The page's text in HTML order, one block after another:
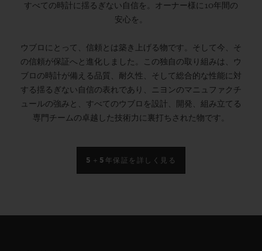
すべての時計に揺るぎない自信を。オーナー様に10年間の
安心を。
ウブロにとって、信頼とは築き上げる物です。そして今、そ
の信頼が保証へと進化しました。この独自の取り組みは、ウ
ブロの時計が備える品質、耐久性、そして総合的な性能に対
する揺るぎない自信の表れであり、ニヨンのマニュファクチ
ュールの強みと、すべてのウブロを設計、開発、組み立てる
専門チームの卓越した技術力に裏打ちされた物です。
5＋5年保証を詳しく見る